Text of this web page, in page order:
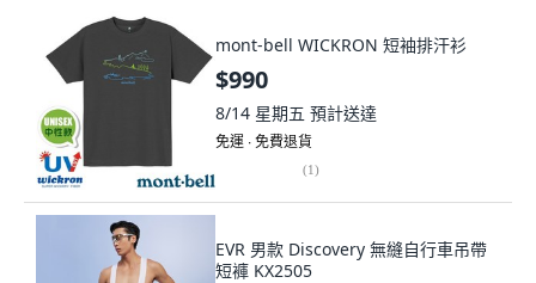
mont-bell WICKRON 短袖排汗衫
$990
8/14 星期五 預計送達
免運 ∙ 免費退貨
(1)
EVR 男款 Discovery 無縫自行車吊帶
短褲 KX2505